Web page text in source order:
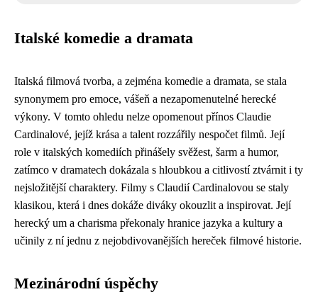
Italské komedie a dramata
Italská filmová tvorba, a zejména komedie a dramata, se stala
synonymem pro emoce, vášeň a nezapomenutelné herecké
výkony. V tomto ohledu nelze opomenout přínos Claudie
Cardinalové, jejíž krása a talent rozzářily nespočet filmů. Její
role v italských komediích přinášely svěžest, šarm a humor,
zatímco v dramatech dokázala s hloubkou a citlivostí ztvárnit i ty
nejsložitější charaktery. Filmy s Claudií Cardinalovou se staly
klasikou, která i dnes dokáže diváky okouzlit a inspirovat. Její
herecký um a charisma překonaly hranice jazyka a kultury a
učinily z ní jednu z nejobdivovanějších hereček filmové historie.
Mezinárodní úspěchy